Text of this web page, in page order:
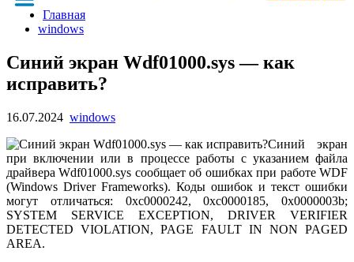
Главная
windows
Синий экран Wdf01000.sys — как
исправить?
16.07.2024 windows
Синий экран
при включении или в процессе работы с указанием файла
драйвера Wdf01000.sys сообщает об ошибках при работе WDF
(Windows Driver Frameworks). Коды ошибок и текст ошибки
могут отличаться: 0xc0000242, 0xc0000185, 0x0000003b;
SYSTEM SERVICE EXCEPTION, DRIVER VERIFIER
DETECTED VIOLATION, PAGE FAULT IN NON PAGED
AREA.